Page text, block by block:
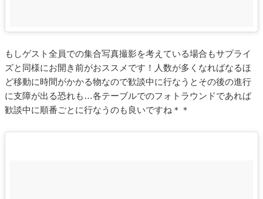
もしゲスト全員での集合写真撮影を考えている場合もサプライ
ズと同様にお開き前がおススメです！人数が多くなればなるほ
ど移動に時間がかかる物なので歓談中に行なうとその後の進行
に支障が出る恐れも…各テーブルでのフォトラウンドであれば
歓談中に順番ごとに行なうのも良いですね＊＊